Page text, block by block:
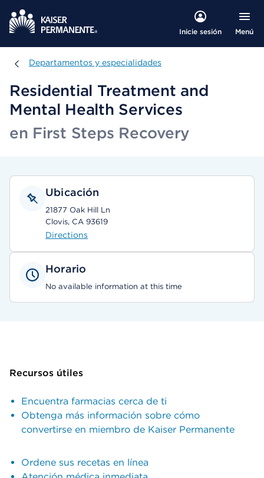
Inicie sesión Menú
Departamentos y especialidades
Departamentos y especialidades
Residential Treatment and
Mental Health Services
en First Steps Recovery
Ubicación
21877 Oak Hill Ln
Clovis, CA 93619
Directions
Horario
No available information at this time
Recursos útiles
Encuentra farmacias cerca de ti
Obtenga más información sobre cómo
convertirse en miembro de Kaiser Permanente
Ordene sus recetas en línea